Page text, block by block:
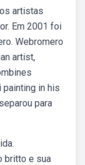
artistas
Em 2001 foi
Webromero
artist,
in his
para
britto e sua